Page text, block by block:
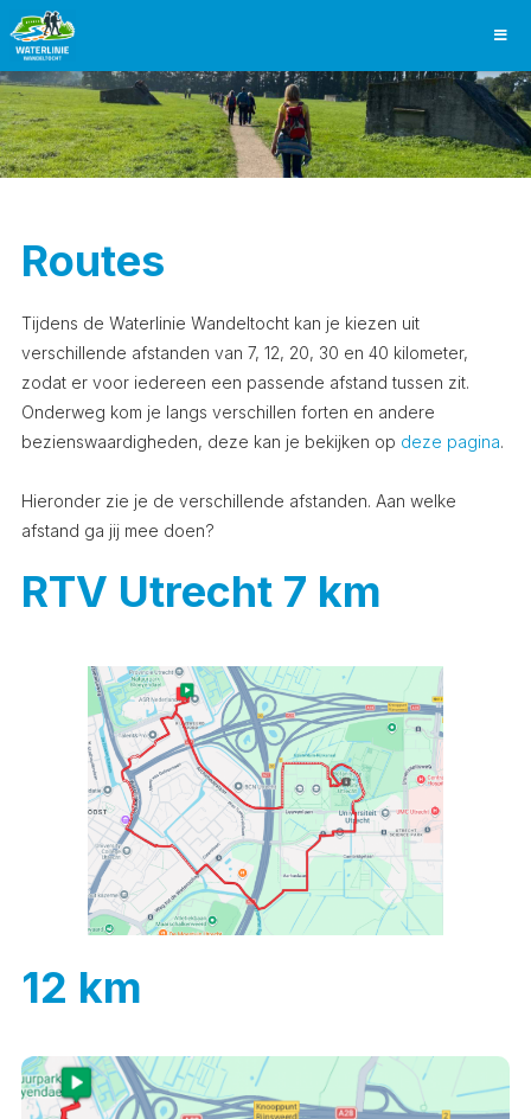
Routes
Tijdens de Waterlinie Wandeltocht kan je kiezen uit
verschillende afstanden van 7, 12, 20, 30 en 40 kilometer,
zodat er voor iedereen een passende afstand tussen zit.
Onderweg kom je langs verschillen forten en andere
bezienswaardigheden, deze kan je bekijken op deze pagina.
Hieronder zie je de verschillende afstanden. Aan welke
afstand ga jij mee doen?
RTV Utrecht 7 km
12 km